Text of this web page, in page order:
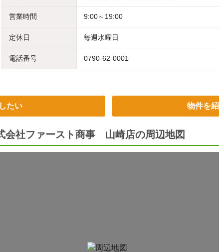
営業時間 9:00～19:00
定休日 毎週水曜日
電話番号 0790-62-0001
たい 物件を
社ファースト商事 山崎店の周辺地図